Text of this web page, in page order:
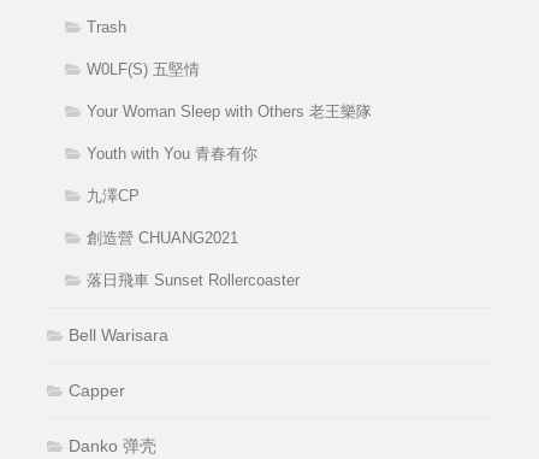
Trash
W0LF(S) 五堅情
Your Woman Sleep with Others 老王樂隊
Youth with You 青春有你
九澤CP
創造營 CHUANG2021
落日飛車 Sunset Rollercoaster
Bell Warisara
Capper
Danko 弹壳